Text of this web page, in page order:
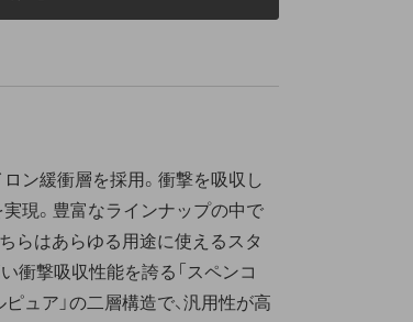
ン緩衝層を採用。衝撃を吸収し
現。豊富なラインナップの中で
らはあらゆる用途に使えるスタ
衝撃吸収性能を誇る「スペンコ
ュア」の二層構造で、汎用性が高